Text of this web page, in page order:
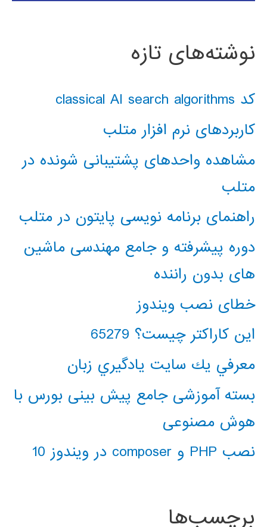
نوشته‌های تازه
کد classical AI search algorithms
کاربردهای نرم افزار متلب
مشاهده واحدهای پشتیبانی شونده در
متلب
راهنمای برنامه نویسی پایتون در متلب
دوره پیشرفته و جامع مهندسی ماشین
های بدون راننده
خطای نصب ویندوز
این کاراکتر چیست؟ 65279
معرفي يك سايت يادگيري زبان
بسته آموزشی جامع پیش بینی بورس با
هوش مصنوعی
نصب PHP و composer در ویندوز 10
برچسب‌ها